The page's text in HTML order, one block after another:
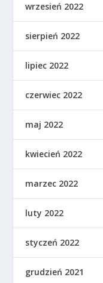
wrzesień 2022
sierpień 2022
lipiec 2022
czerwiec 2022
maj 2022
kwiecień 2022
marzec 2022
luty 2022
styczeń 2022
grudzień 2021